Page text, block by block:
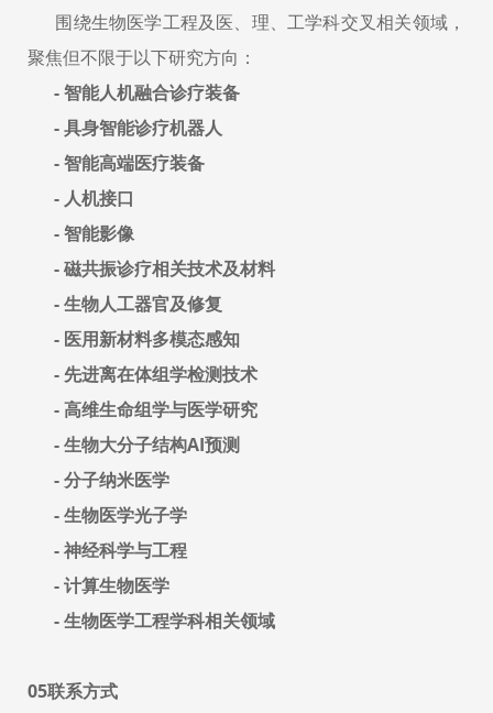
围绕生物医学工程及医、理、工学科交叉相关领域，
聚焦但不限于以下研究方向：
- 智能人机融合诊疗装备
- 具身智能诊疗机器人
- 智能高端医疗装备
- 人机接口
- 智能影像
- 磁共振诊疗相关技术及材料
- 生物人工器官及修复
- 医用新材料多模态感知
- 先进离在体组学检测技术
- 高维生命组学与医学研究
- 生物大分子结构AI预测
- 分子纳米医学
- 生物医学光子学
- 神经科学与工程
- 计算生物医学
- 生物医学工程学科相关领域
05联系方式